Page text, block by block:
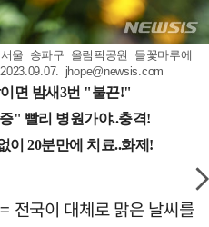
울 송파구 올림픽공원 들꽃마루에
jhope@newsis.com
전국이 대체로 맑은 날씨를